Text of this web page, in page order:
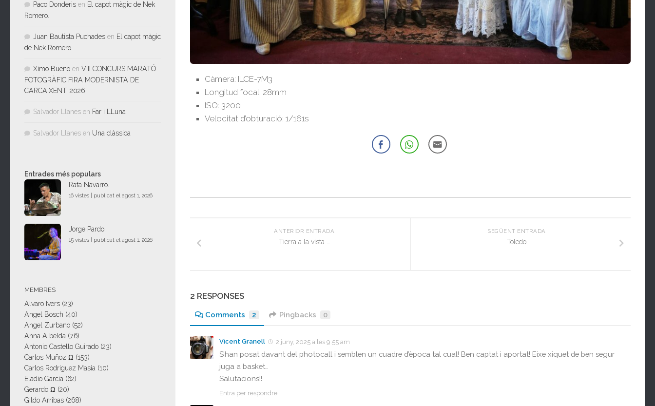
Càmera: ILCE-7M3
Longitud focal: 28mm
ISO: 3200
Velocitat d’obturació: 1/161s
SEGÜENT ENTRADA
Toledo
ANTERIOR ENTRADA
Tierra a la vista …
2 RESPONSES
Comments 2 Pingbacks 0
Vicent Granell 2 juny, 2025 a les 9:55 am
S’han posat davant del photocall i semblen un cuadre d’època tal cual! Ben captat i aportat! Eixe xiquet de ben segur
juga a basket…
Salutacions!!
Entra per respondre
Paco Donderis en El capot màgic de Nek
Romero.
Juan Bautista Puchades en El capot màgic
de Nek Romero.
Ximo Bueno en VIII CONCURS MARATÓ
FOTOGRÀFIC FIRA MODERNISTA DE
CARCAIXENT, 2026
Salvador Llanes en Far i LLuna
Salvador Llanes en Una clàssica
Entrades més populars
Rafa Navarro.
16 vistes publicat el agost 1, 2026
Jorge Pardo.
15 vistes publicat el agost 1, 2026
MEMBRES
Alvaro Ivers (23)
Angel Bosch (40)
Angel Zurbano (52)
Anna Albelda (76)
Antonio Castello Guirado (23)
Carlos Muñoz Ω (153)
Carlos Rodriguez Masia (10)
Eladio García (62)
Gerardo Ω (20)
Gildo Arribas (268)